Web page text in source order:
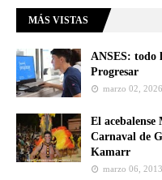
MÁS VISTAS
ANSES: todo
Progresar
marzo 02, 2026
El acebalense
Carnaval de
Kamarr
marzo 06, 2013